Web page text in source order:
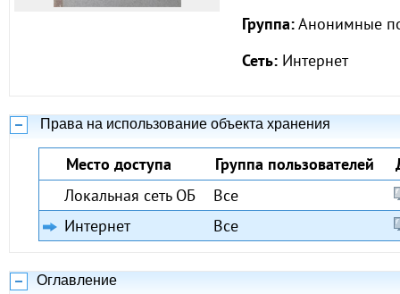
Группа:Анонимные
Сеть: Интернет
Права на использование объекта хранения
Место доступа Группа пользователей
Локальная сеть ОБ
Все
Интернет
Все
Оглавление